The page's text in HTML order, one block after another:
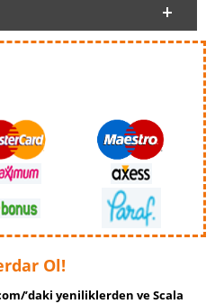
Ol!
’daki yeniliklerden ve Scala